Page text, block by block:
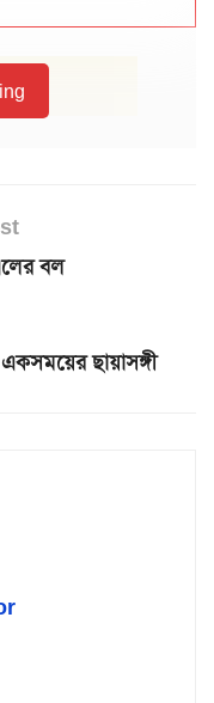
বল
ছায়াসঙ্গী